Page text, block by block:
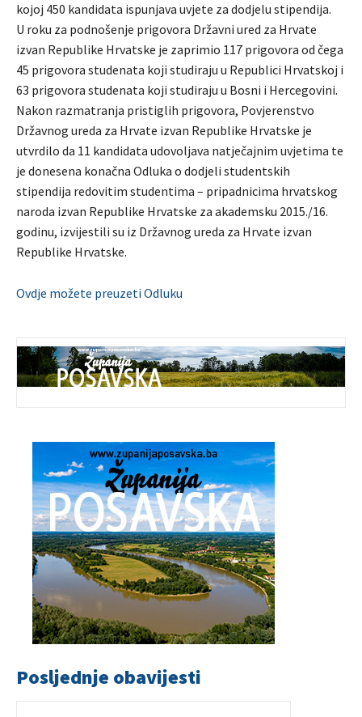
kojoj 450 kandidata ispunjava uvjete za dodjelu stipendija.
U roku za podnošenje prigovora Državni ured za Hrvate
izvan Republike Hrvatske je zaprimio 117 prigovora od čega
45 prigovora studenata koji studiraju u Republici Hrvatskoj i
63 prigovora studenata koji studiraju u Bosni i Hercegovini.
Nakon razmatranja pristiglih prigovora, Povjerenstvo
Državnog ureda za Hrvate izvan Republike Hrvatske je
utvrdilo da 11 kandidata udovoljava natječajnim uvjetima te
je donesena konačna Odluka o dodjeli studentskih
stipendija redovitim studentima – pripadnicima hrvatskog
naroda izvan Republike Hrvatske za akademsku 2015./16.
godinu, izvijestili su iz Državnog ureda za Hrvate izvan
Republike Hrvatske.
Ovdje možete preuzeti Odluku
Posljednje obavijesti